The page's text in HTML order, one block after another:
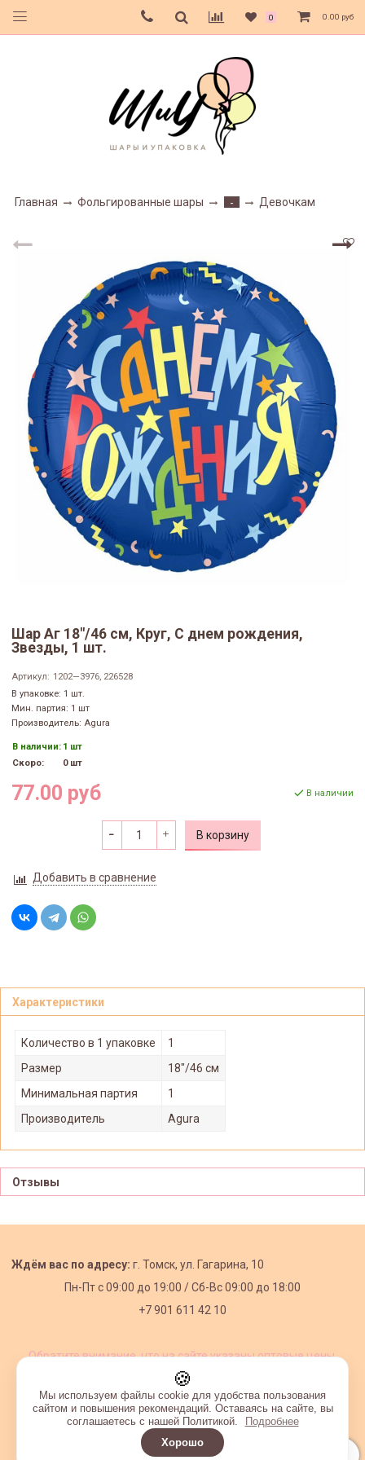
0 0.00 руб
Главная Фольгированные шары - Девочкам
Шар Аг 18"/46 см, Круг, С днем рождения,
Звезды, 1 шт.
Артикул: 1202—3976, 226528
В упаковке: 1 шт.
Мин. партия: 1 шт
Производитель: Agura
В наличии: 1 шт
Скоро:
0 шт
77.00 руб В наличии
В корзину
Добавить в сравнение
Характеристики
Количество в 1 упаковке
1
Размер
18"/46 см
Минимальная партия
1
Производитель
Agura
Отзывы
Ждём вас по адресу: г. Томск, ул. Гагарина, 10
Пн-Пт с09:00 до 19:00 /Сб-Вс 09:00 до 18:00
+7 901 611 42 10
Обратите внимание, что на сайте указаны оптовые цены,
Интернет-магазин создан на InSales
🍪
Мы используем файлы cookie для удобства пользования
сайтом и повышения рекомендаций. Оставаясь на сайте, вы
соглашаетесь с нашей Политикой.
Подробнее
Хорошо